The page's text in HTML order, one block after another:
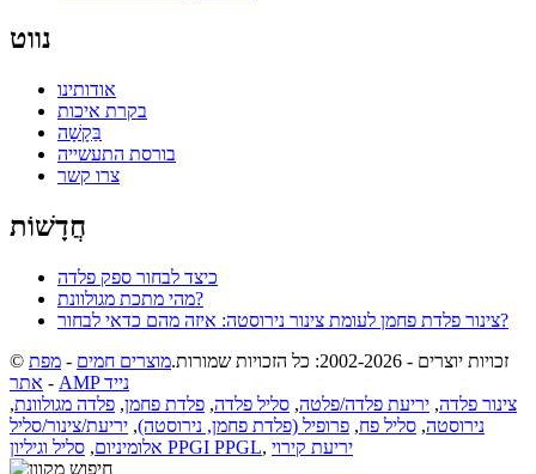
נווט
אודותינו
בקרת איכות
בַּקָשָׁה
בורסת התעשייה
צרו קשר
חֲדָשׁוֹת
כיצד לבחור ספק פלדה
מהי מתכת מגולוונת?
צינור פלדת פחמן לעומת צינור נירוסטה: איזה מהם כדאי לבחור?
© זכויות יוצרים - 2002-2026: כל הזכויות שמורות.
מוצרים חמים - מפת
אתר -
AMP נייד
צינור פלדה, יריעת פלדה/פלטה, סליל פלדה, פלדת פחמן, פלדה מגולוונת,
נירוסטה, סליל פח, פרופיל (פלדת פחמן, נירוסטה), יריעת/צינור/סליל
אלומיניום, סליל וגיליון PPGI PPGL, יריעת קירוי